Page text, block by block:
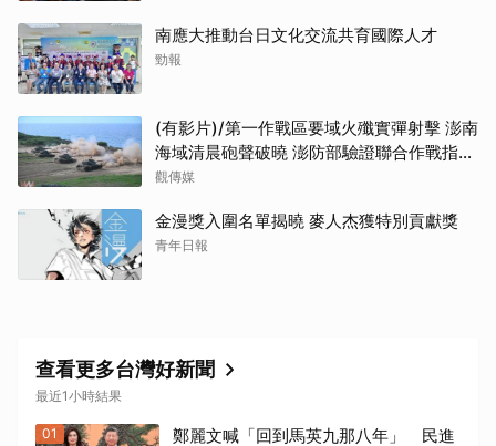
南應大推動台日文化交流共育國際人才
勁報
(有影片)/第一作戰區要域火殲實彈射擊 澎南
海域清晨砲聲破曉 澎防部驗證聯合作戰指管
效能
觀傳媒
金漫獎入圍名單揭曉 麥人杰獲特別貢獻獎
青年日報
查看更多台灣好新聞
最近1小時結果
01 鄭麗文喊「回到馬英九那八年」 民進